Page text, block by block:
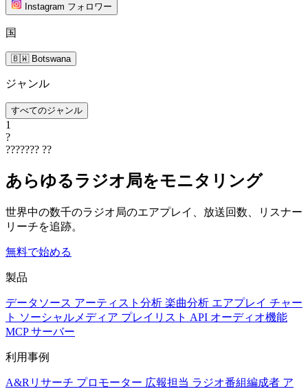
Instagram フォロワー
国
🇧🇼 Botswana
ジャンル
すべてのジャンル
1
?
??????? ??
あらゆるラジオ局をモニタリング
世界中の数千のラジオ局のエアプレイ、放送回数、リスナー
リーチを追跡。
無料で始める
製品
データソース アーティスト分析 楽曲分析 エアプレイ チャー
ト ソーシャルメディア プレイリスト API オーディオ機能
MCP サーバー
利用事例
A&Rリサーチ プロモーター 広報担当 ラジオ番組編成者 ア